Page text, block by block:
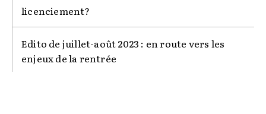
licenciement?
Edito de juillet-août 2023 : en route vers les
enjeux de la rentrée